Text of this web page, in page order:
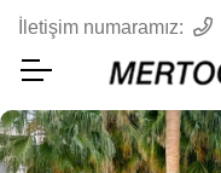
İletişim numaramız: